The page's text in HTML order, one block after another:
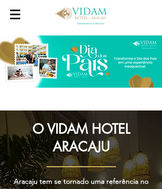
O VIDAM HOTEL
ARACAJU
Aracaju tem se tornado uma referência no